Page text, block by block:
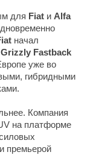
для Fiat и Alfa
начал
Grizzly Fastback
уже во
гибридными
Компания
на платформе
премьерой